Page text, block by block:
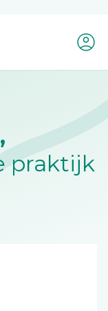
Mijn
praktijk